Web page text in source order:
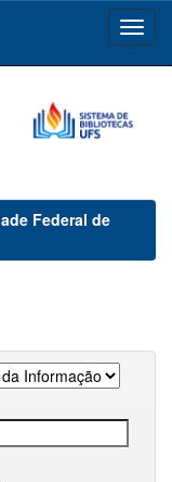
Federal de